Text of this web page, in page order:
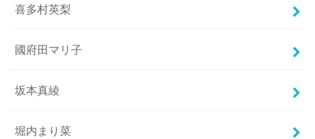
喜多村英梨
國府田マリ子
坂本真綾
堀内まり菜